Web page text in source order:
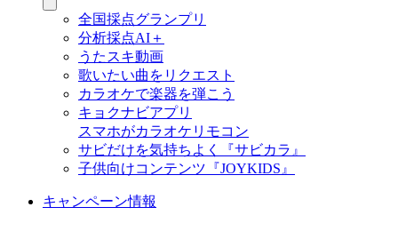
全国採点グランプリ
分析採点AI＋
うたスキ動画
歌いたい曲をリクエスト
カラオケで楽器を弾こう
キョクナビアプリ
スマホがカラオケリモコン
サビだけを気持ちよく『サビカラ』
子供向けコンテンツ『JOYKIDS』
キャンペーン情報